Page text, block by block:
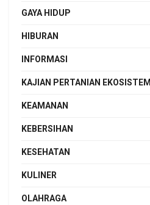
GAYA HIDUP
HIBURAN
INFORMASI
KAJIAN PERTANIAN EKOSISTEM
KEAMANAN
KEBERSIHAN
KESEHATAN
KULINER
OLAHRAGA